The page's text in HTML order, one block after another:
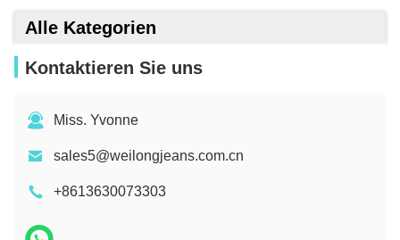
Alle Kategorien
Kontaktieren Sie uns
Miss. Yvonne
sales5@weilongjeans.com.cn
+8613630073303